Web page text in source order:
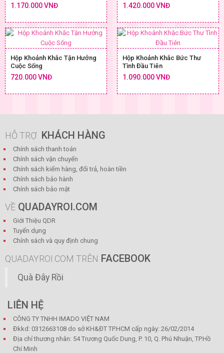
1.170.000 VNĐ 1.420.000 VNĐ
Hộp Khoảnh Khắc Tận Hưởng
Cuộc Sống
720.000 VNĐ
Hộp Khoảnh Khắc Bức Thư
Tình Đầu Tiên
1.090.000 VNĐ
HỖ TRỢ KHÁCH HÀNG
Chính sách thanh toán
Chính sách vận chuyển
Chính sách kiểm hàng, đổi trả, hoàn tiền
Chính sách bảo hành
Chính sách bảo mật
VỀ QUADAYROI.COM
Giới Thiệu QDR
Tuyển dụng
Chính sách và quy định chung
QUADAYROI.COM TRÊN FACEBOOK
Quà Đây Rồi
LIÊN HỆ
CÔNG TY TNHH IMADO VIỆT NAM
Đkkd: 0312663108 do sở KH&ĐT TP.HCM cấp ngày: 26/02/2014
Địa chỉ thương nhân: 54 Trương Quốc Dung, P. 10, Q. Phú Nhuận, TP.Hồ
Chí Minh